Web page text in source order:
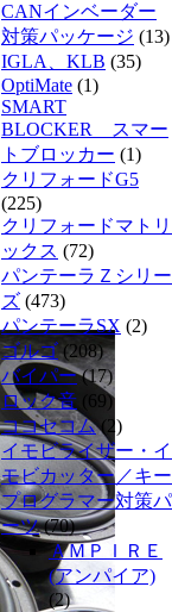
CANインベーダー
対策パッケージ (13)
IGLA、KLB (35)
OptiMate (1)
SMART
BLOCKER スマー
トブロッカー (1)
クリフォードG5
(225)
クリフォードマトリ
ックス (72)
パンテーラＺシリー
ズ (473)
パンテーラSX (2)
ゴルゴ(208)
バイパー(17)
ロック音 (69)
ココセコム(2)
イモビライザー・イ
モビカッター／キー
プログラマー対策パ
ーツ(70)
ＡＭＰＩＲＥ
(アンパイア)
(2)